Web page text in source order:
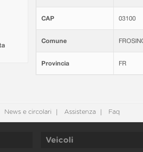
CAP 03100
Comune
Provincia FR
News e circolari Assistenza Faq
Veicoli